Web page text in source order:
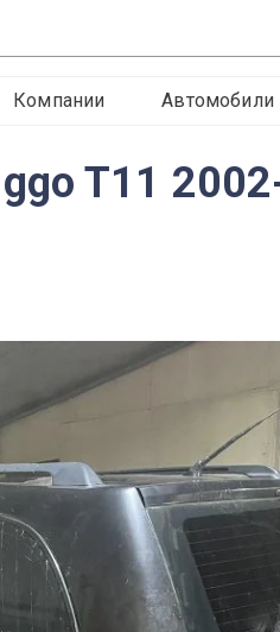
Компании Автомобили
T11